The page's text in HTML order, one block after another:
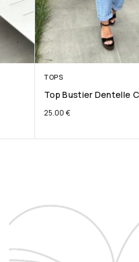
TOPS
Top Bustier Dentelle
25.00 €